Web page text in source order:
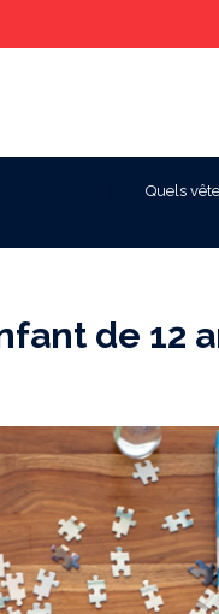
Quels
de 12